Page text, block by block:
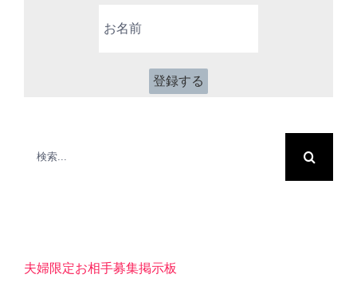
*
夫婦限定お相手募集掲示板